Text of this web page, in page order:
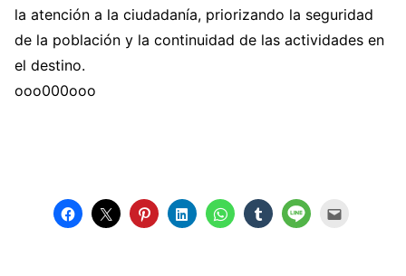
la atención a la ciudadanía, priorizando la seguridad
de la población y la continuidad de las actividades en
el destino.
ooo000ooo